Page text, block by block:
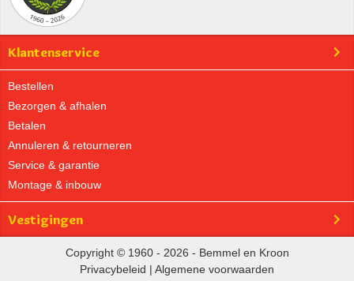
Klantenservice
Bestellen
Bezorgen & afhalen
Betalen
Annuleren & retourneren
Service & garantie
Montage & inbouw
Vestigingen
Copyright © 1960 - 2026 - Bemmel en Kroon
Privacybeleid | Algemene voorwaarden